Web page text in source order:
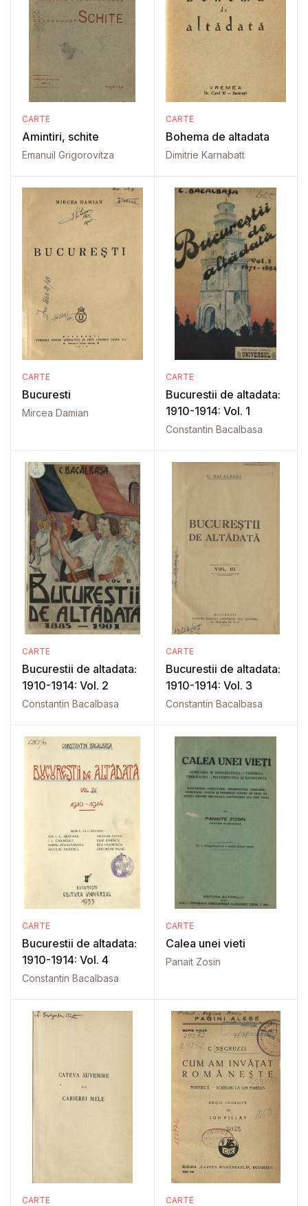
CARTE
Amintiri, schite
Emanuil Grigorovitza
CARTE
Bohema de altadata
Dimitrie Karnabatt
CARTE
Bucuresti
Mircea Damian
CARTE
Bucurestii de altadata:
1910-1914: Vol. 1
Constantin Bacalbasa
CARTE
Bucurestii de altadata:
1910-1914: Vol. 2
Constantin Bacalbasa
CARTE
Bucurestii de altadata:
1910-1914: Vol. 3
Constantin Bacalbasa
CARTE
Bucurestii de altadata:
1910-1914: Vol. 4
Constantin Bacalbasa
CARTE
Calea unei vieti
Panait Zosin
CARTE CARTE